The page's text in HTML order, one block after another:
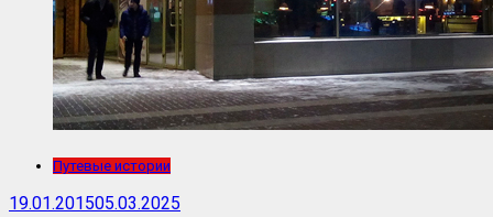
Путевые истории
19.01.201505.03.2025